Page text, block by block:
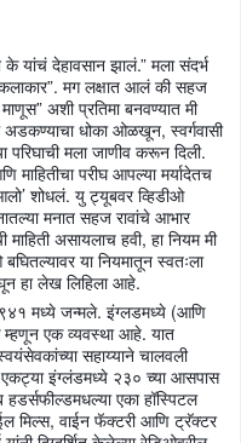
यांचं देहावसान झालं.” मला संदर्भ
मग लक्षात आलं की सहज
माणूस” अशी प्रतिमा बनवण्यात मी
अडकण्याचा धोका ओळखून, स्वर्गवासी
परिघाची मला जाणीव करून दिली.
माहितीचा परीघ आपल्या मर्यादेतच
शोधलं. यु ट्यूबवर व्हिडीओ
मनात सहज रावांचे आभार
माहिती असायलाच हवी, हा नियम मी
या नियमातून स्वतःला
हा लेख लिहिला आहे.
मध्ये जन्मले. इंग्लडमध्ये (आणि
म्हणून एक व्यवस्था आहे. यात
सहाय्याने चालवली
एकट्या इंग्लंडमध्ये २३० च्या आसपास
एका हॉस्पिटल
मिल्स, वाईन फॅक्टरी आणि ट्रॅक्टर